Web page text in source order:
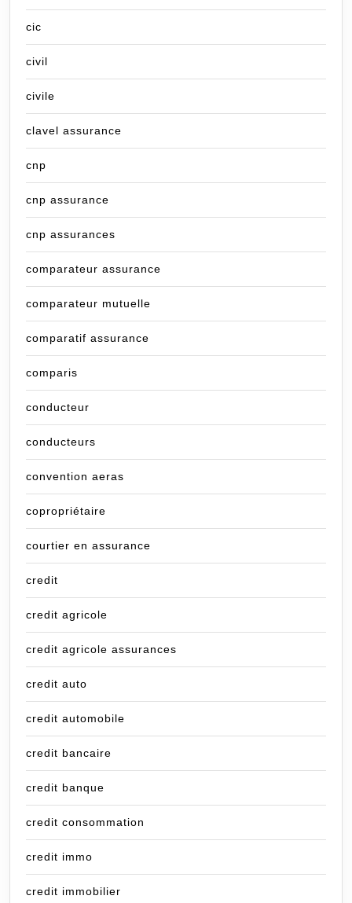
cic
civil
civile
clavel assurance
cnp
cnp assurance
cnp assurances
comparateur assurance
comparateur mutuelle
comparatif assurance
comparis
conducteur
conducteurs
convention aeras
copropriétaire
courtier en assurance
credit
credit agricole
credit agricole assurances
credit auto
credit automobile
credit bancaire
credit banque
credit consommation
credit immo
credit immobilier